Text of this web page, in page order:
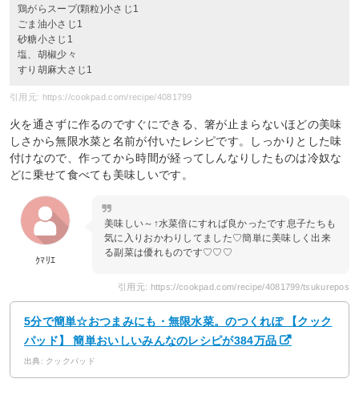
鶏がらスープ(顆粒)小さじ1
ごま油小さじ1
砂糖小さじ1
塩、胡椒少々
すり胡麻大さじ1
引用元: https://cookpad.com/recipe/4081799
火を通さずに作るのですぐにできる、箸が止まらないほどの美味
しさから無限水菜と名前が付いたレシピです。しっかりとした味
付けなので、作ってから時間が経ってしんなりしたものは冷奴な
どに乗せて食べても美味しいです。
ｸﾏﾘｴ
美味しい～↑水菜倍にすれば良かったです息子たちも
気に入りおかわりしてました♡簡単に美味しく出来
る副菜は優れものです♡♡♡
引用元: https://cookpad.com/recipe/4081799/tsukurepos
5分で簡単☆おつまみにも・無限水菜。のつくれぽ 【クック
パッド】 簡単おいしいみんなのレシピが384万品
出典: クックパッド